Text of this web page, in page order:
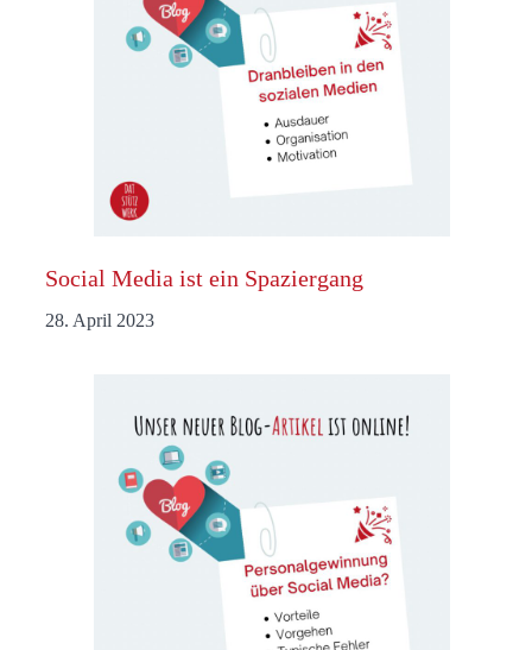
Social Media ist ein Spaziergang
28. April 2023